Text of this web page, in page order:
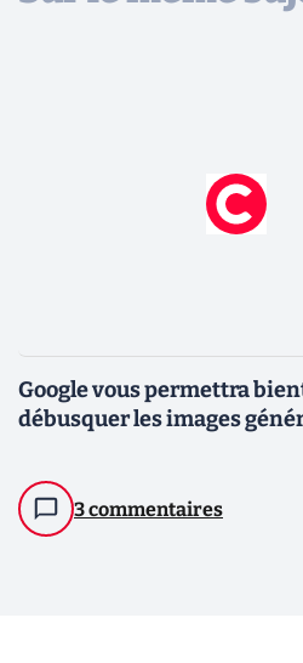
Google vous permettra
débusquer les images
3 commentaires